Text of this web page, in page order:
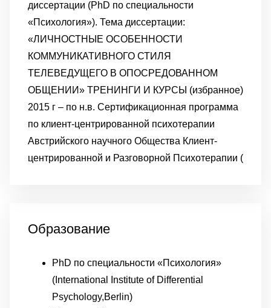
Образование
PhD по специальности «Психология»
(International Institute of Differential
Psychology,Berlin)